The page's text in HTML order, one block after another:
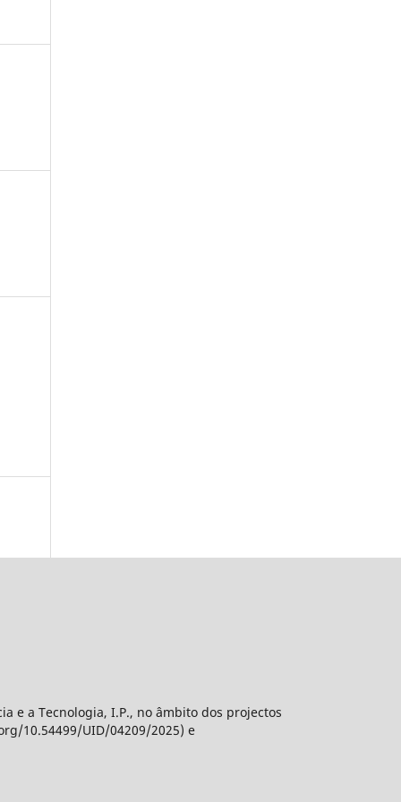
e a Tecnologia, I.P., no âmbito dos projectos
10.54499/UID/04209/2025) e